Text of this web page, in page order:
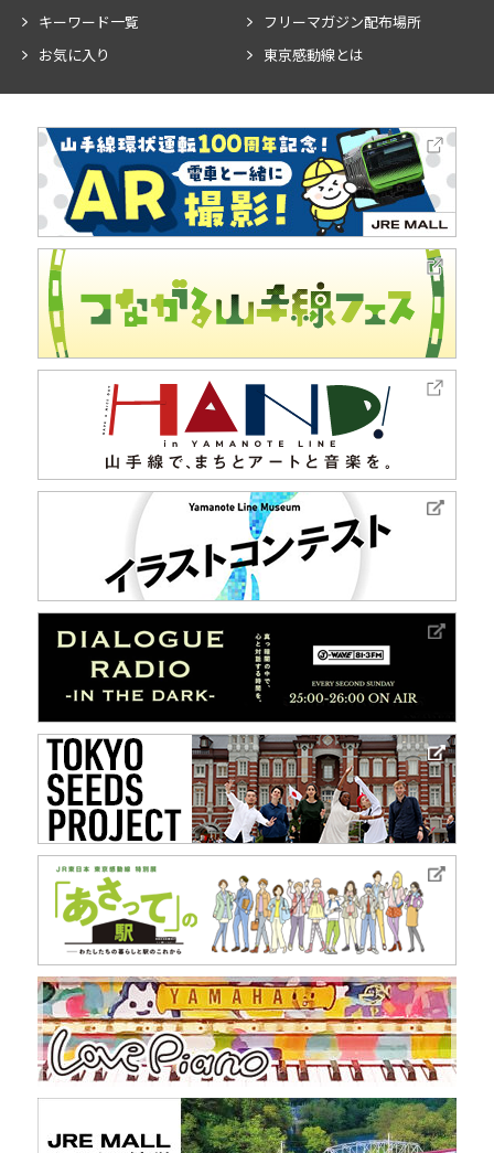
キーワード一覧
フリーマガジン配布場所
お気に入り
東京感動線とは